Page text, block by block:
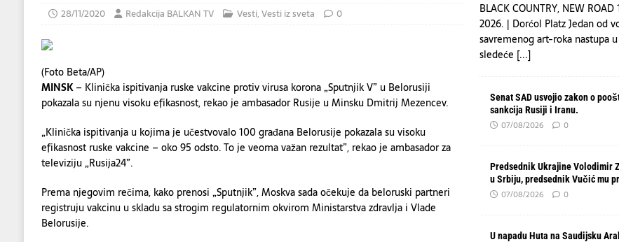
28/11/2020 Redakcija BALKAN TV Vesti,Vesti iz sveta 0
(Foto Beta/AP)
MINSK– Klinička ispitivanja ruske vakcine protiv virusa korona „Sputnjik V” u Belorusiji
pokazala su njenu visoku efikasnost, rekao je ambasador Rusije u Minsku Dmitrij Mezencev.
„Klinička ispitivanja u kojima je učestvovalo 100 građana Belorusije pokazala su visoku
efikasnost ruske vakcine – oko 95 odsto. To je veoma važan rezultat”, rekao je ambasador za
televiziju „Rusija24”.
Prema njegovim rečima, kako prenosi „Sputnjik”, Moskva sada očekuje da beloruski partneri
registruju vakcinu u skladu sa strogim regulatornim okvirom Ministarstva zdravlja i Vlade
Belorusije.
BLACK COUNTRY, NEW ROAD
2026. | Dorćol Platz Jedan od
savremenog art-roka nastupa
sledeće [...]
Senat SAD usvojio zakon o
sankcija Rusiji i Iranu.
07/08/2026 0
Predsednik Ukrajine Volodimir
u Srbiju, predsednik Vučić mu
07/08/2026 0
U napadu Huta na Saudijsku